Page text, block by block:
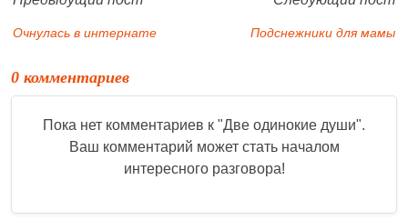
Очнулась в интернате Подснежники для мамы
0 комментариев
Пока нет комментариев к "Две одинокие души".
Ваш комментарий может стать началом
интересного разговора!